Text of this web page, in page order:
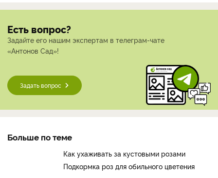
Есть вопрос?
Задайте его нашим экспертам в телеграм-чате
«Антонов Сад»!
Задать вопрос
Больше по теме
Как ухаживать за кустовыми розами
Подкормка роз для обильного цветения